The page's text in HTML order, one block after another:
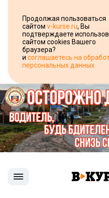
Продолжая пользоваться
сайтом v-kurse.ru, Вы
подтверждаете
сайтом cookies Вашего
браузера?
и соглашаетесь на
персональных данных